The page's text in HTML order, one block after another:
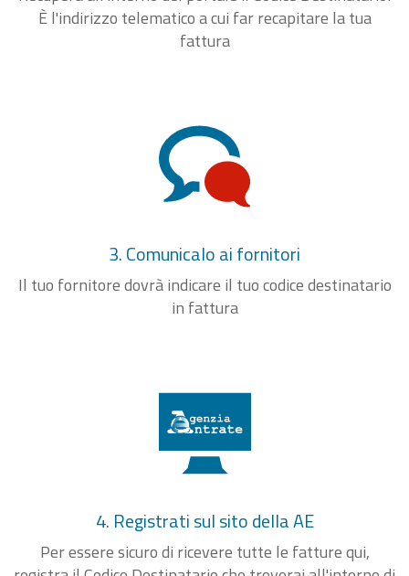
È l'indirizzo telematico a cui far recapitare la tua
fattura
3. Comunicalo ai fornitori
Il tuo fornitore dovrà indicare il tuo codice destinatario
in fattura
4. Registrati sul sito della AE
Per essere sicuro di ricevere tutte le fatture qui,